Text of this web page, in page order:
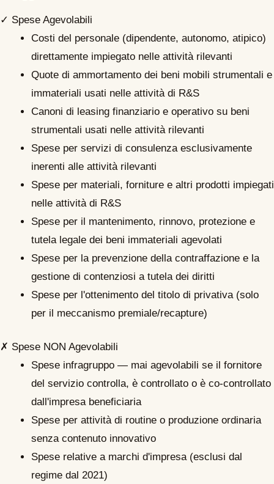
✓ Spese Agevolabili
Costi del personale (dipendente, autonomo, atipico)
direttamente impiegato nelle attività rilevanti
Quote di ammortamento dei beni mobili strumentali e
immateriali usati nelle attività di R&S
Canoni di leasing finanziario e operativo su beni
strumentali usati nelle attività rilevanti
Spese per servizi di consulenza esclusivamente
inerenti alle attività rilevanti
Spese per materiali, forniture e altri prodotti impiegati
nelle attività di R&S
Spese per il mantenimento, rinnovo, protezione e
tutela legale dei beni immateriali agevolati
Spese per la prevenzione della contraffazione e la
gestione di contenziosi a tutela dei diritti
Spese per l'ottenimento del titolo di privativa (solo
per il meccanismo premiale/recapture)
✗ Spese NON Agevolabili
Spese infragruppo — mai agevolabili se il fornitore
del servizio controlla, è controllato o è co-controllato
dall'impresa beneficiaria
Spese per attività di routine o produzione ordinaria
senza contenuto innovativo
Spese relative a marchi d'impresa (esclusi dal
regime dal 2021)